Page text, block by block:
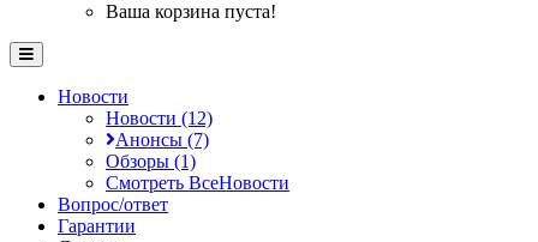
Ваша корзина пуста!
Новости
Новости (12)
Анонсы (7)
Обзоры (1)
Смотреть ВсеНовости
Вопрос/ответ
Гарантии